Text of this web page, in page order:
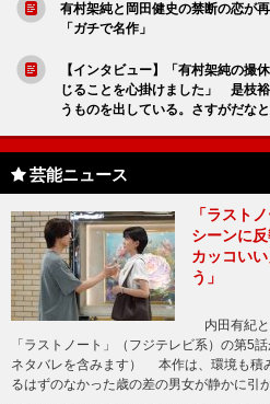
有村架純と岡田健史の禁断の恋が
「ガチで名作」
【インタビュー】「有村架純の撮
じることを心掛けました」 是枝
うものを出している。さすがだなと
芸能ニュース
「ラスト
シーンに
カッコい
う」
内田有紀と
「ラストノート」（フジテレビ系）の第5
ネタバレを含みます） 本作は、環境も積
るはずのなかった歳の差の男女が静かに引